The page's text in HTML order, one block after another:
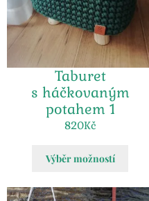
Taburet
s háčkovaným
potahem 1
820Kč
Výběr možností